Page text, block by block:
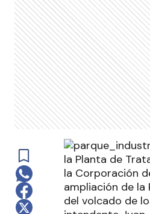
la Planta de
la Corporación
ampliación de
del volcado de